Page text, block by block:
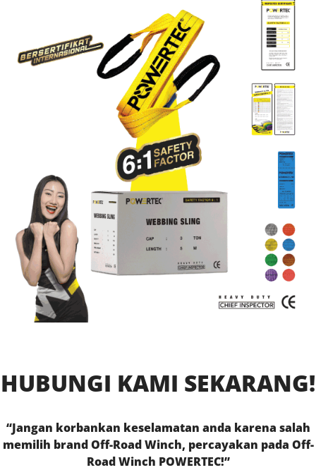
HUBUNGI KAMI SEKARANG!
“Jangan korbankan keselamatan anda karena salah
memilih brand Off-Road Winch, percayakan pada Off-
Road Winch POWERTEC!”